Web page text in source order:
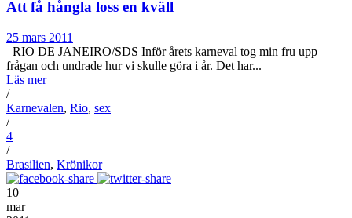
Att få hångla loss en kväll
25 mars 2011
RIO DE JANEIRO/SDS Inför årets karneval tog min fru upp
frågan och undrade hur vi skulle göra i år. Det har...
Läs mer
/
Karnevalen, Rio, sex
/
4
/
Brasilien, Krönikor
10
mar